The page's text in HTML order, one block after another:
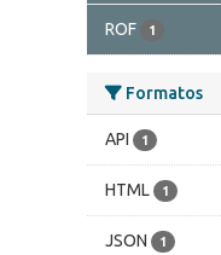
ROF 1
Formatos
API 1
HTML 1
JSON 1